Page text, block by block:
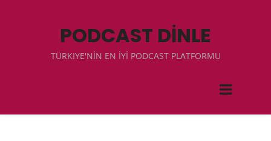
PODCAST DİNLE
TÜRKIYE'NİN EN İYİ PODCAST PLATFORMU